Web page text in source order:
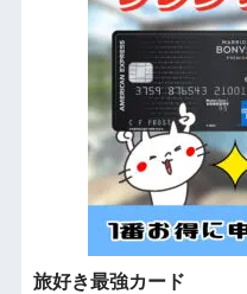
旅好き最強カード